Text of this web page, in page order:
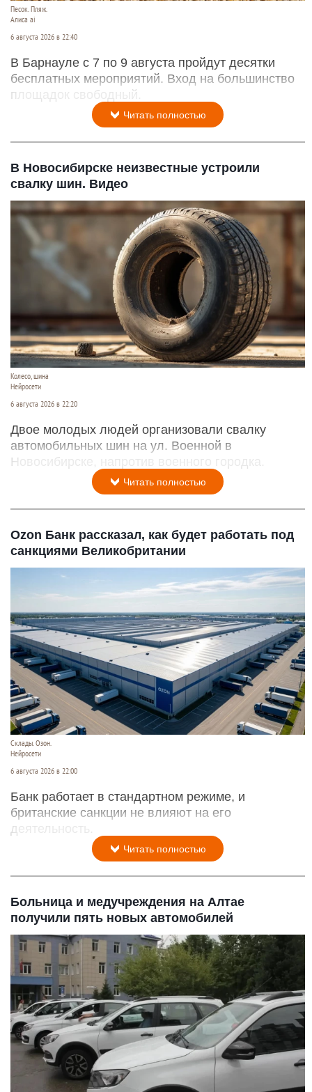
Песок. Пляж.
Алиса ai
6 августа 2026 в 22:40
В Барнауле с 7 по 9 августа пройдут десятки
бесплатных мероприятий. Вход на большинство
площадок свободный.
Читать полностью
В Новосибирске неизвестные устроили
свалку шин. Видео
Колесо, шина
Нейросети
6 августа 2026 в 22:20
Двое молодых людей организовали свалку
автомобильных шин на ул. Военной в
Новосибирске, напротив военного городка.
Читать полностью
Ozon Банк рассказал, как будет работать под
санкциями Великобритании
Склады. Озон.
Нейросети
6 августа 2026 в 22:00
Банк работает в стандартном режиме, и
британские санкции не влияют на его
деятельность.
Читать полностью
Больница и медучреждения на Алтае
получили пять новых автомобилей